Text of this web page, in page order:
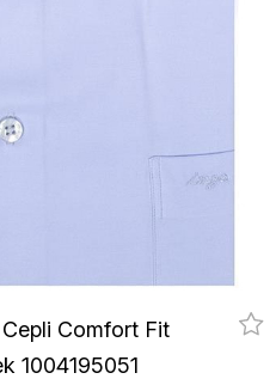
Comfort Fit
1004195051